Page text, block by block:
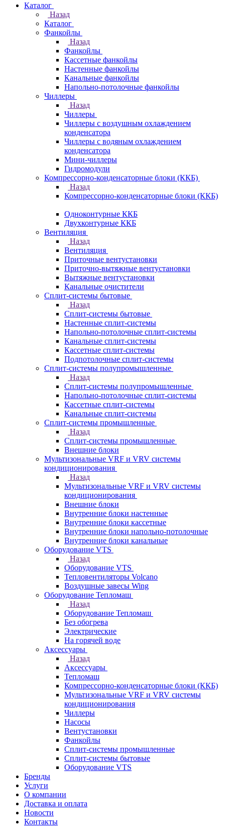
Каталог
Назад
Каталог
Фанкойлы
Назад
Фанкойлы
Кассетные фанкойлы
Настенные фанкойлы
Канальные фанкойлы
Напольно-потолочные фанкойлы
Чиллеры
Назад
Чиллеры
Чиллеры с воздушным охлаждением
конденсатора
Чиллеры с водяным охлаждением
конденсатора
Мини-чиллеры
Гидромодули
Компрессорно-конденсаторные блоки (ККБ)
Назад
Компрессорно-конденсаторные блоки (ККБ)
Одноконтурные ККБ
Двухконтурные ККБ
Вентиляция
Назад
Вентиляция
Приточные вентустановки
Приточно-вытяжные вентустановки
Вытяжные вентустановки
Канальные очистители
Сплит-системы бытовые
Назад
Сплит-системы бытовые
Настенные сплит-системы
Напольно-потолочные сплит-системы
Канальные сплит-системы
Кассетные сплит-системы
Подпотолочные сплит-системы
Сплит-системы полупромышленные
Назад
Сплит-системы полупромышленные
Напольно-потолочные сплит-системы
Кассетные сплит-системы
Канальные сплит-системы
Сплит-системы промышленные
Назад
Сплит-системы промышленные
Внешние блоки
Мультизональные VRF и VRV системы
кондиционирования
Назад
Мультизональные VRF и VRV системы
кондиционирования
Внешние блоки
Внутренние блоки настенные
Внутренние блоки кассетные
Внутренние блоки напольно-потолочные
Внутренние блоки канальные
Оборудование VTS
Назад
Оборудование VTS
Тепловентиляторы Volcano
Воздушные завесы Wing
Оборудование Тепломаш
Назад
Оборудование Тепломаш
Без обогрева
Электрические
На горячей воде
Аксессуары
Назад
Аксессуары
Тепломаш
Компрессорно-конденсаторные блоки (ККБ)
Мультизональные VRF и VRV системы
кондиционирования
Чиллеры
Насосы
Вентустановки
Фанкойлы
Сплит-системы промышленные
Сплит-системы бытовые
Оборудование VTS
Бренды
Услуги
О компании
Доставка и оплата
Новости
Контакты